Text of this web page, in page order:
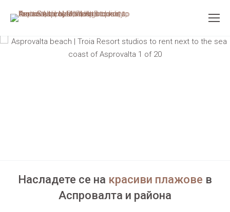
Насладете се на красиви плажове в
Аспровалта и района